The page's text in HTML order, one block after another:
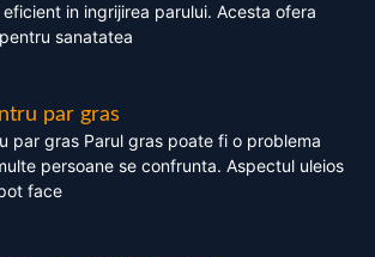
in ingrijirea parului. Acesta ofera
sanatatea
par gras
par gras Parul gras poate fi o problema
persoane se confrunta. Aspectul uleios
face